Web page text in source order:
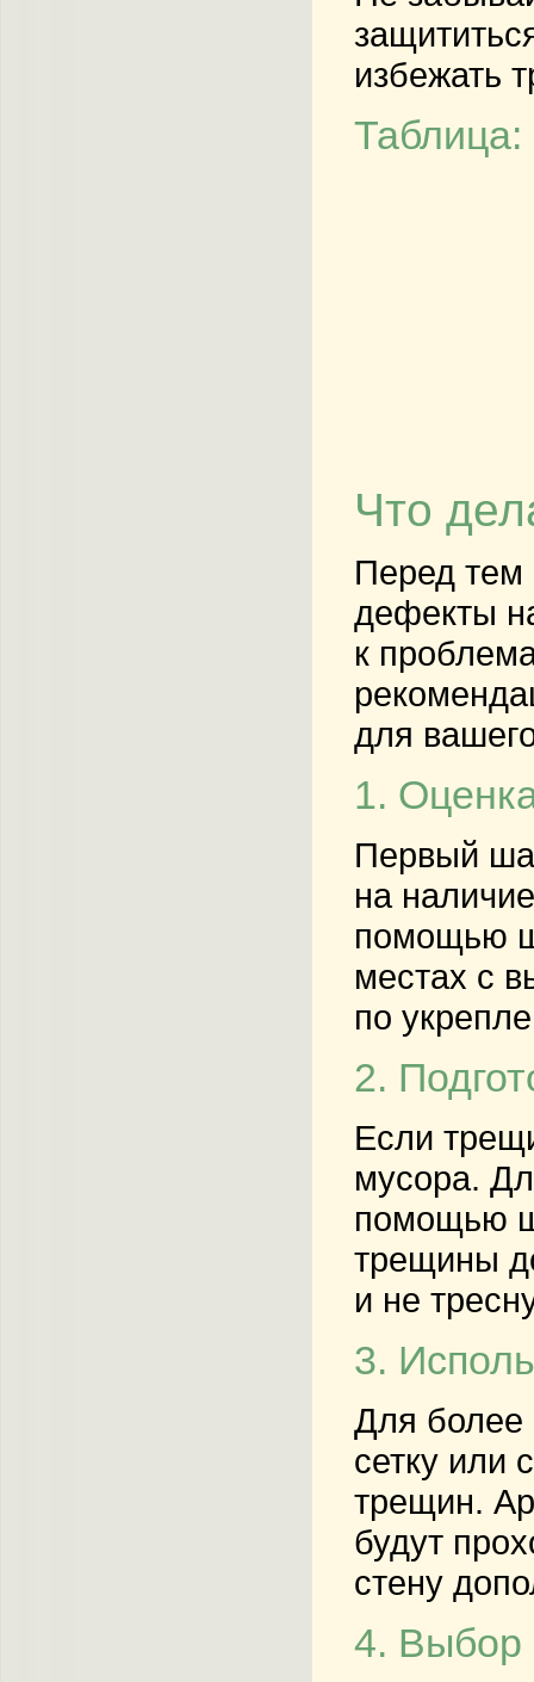
избежать
Таблица:
Что
Перед тем
дефекты
к
для
1.
Первый
на
помощью
местах с
по
2.
Если
мусора.
помощью
трещины
и не
3.
Для более
сетку или
трещин.
будут
стену
4. Выбор